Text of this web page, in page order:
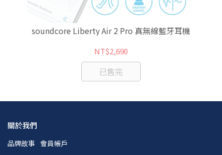
soundcore Liberty Air 2 Pro 真無線藍牙耳機
NT$2,690
已售完
關於我們
品牌故事 會員帳戶